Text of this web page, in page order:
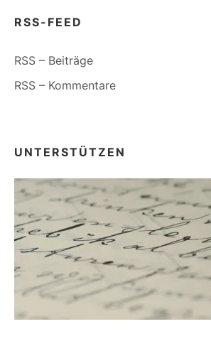
RSS-FEED
RSS – Beiträge
RSS – Kommentare
UNTERSTÜTZEN